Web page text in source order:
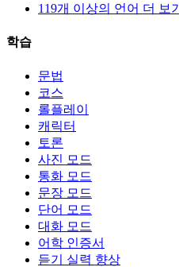
119개 이상의 언어 더 보기
학습
문법
코스
롤플레이
캐릭터
토론
사진 모드
통화 모드
문장 모드
단어 모드
대화 모드
어학 인증서
듣기 실력 향상